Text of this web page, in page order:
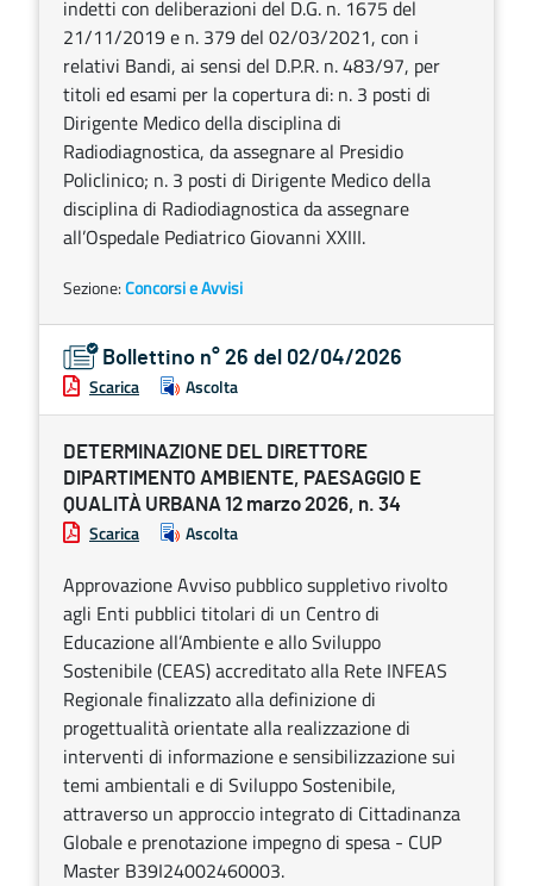
indetti con deliberazioni del D.G. n. 1675 del
21/11/2019 e n. 379 del 02/03/2021, con i
relativi Bandi, ai sensi del D.P.R. n. 483/97, per
titoli ed esami per la copertura di: n. 3 posti di
Dirigente Medico della disciplina di
Radiodiagnostica, da assegnare al Presidio
Policlinico; n. 3 posti di Dirigente Medico della
disciplina di Radiodiagnostica da assegnare
all’Ospedale Pediatrico Giovanni XXIII.
Sezione:Concorsi e Avvisi
Bollettino n° 26 del 02/04/2026
Scarica Ascolta
DETERMINAZIONE DEL DIRETTORE
DIPARTIMENTO AMBIENTE, PAESAGGIO E
QUALITÀ URBANA 12 marzo 2026, n. 34
Scarica Ascolta
Approvazione Avviso pubblico suppletivo rivolto
agli Enti pubblici titolari di un Centro di
Educazione all’Ambiente e allo Sviluppo
Sostenibile (CEAS) accreditato alla Rete INFEAS
Regionale finalizzato alla definizione di
progettualità orientate alla realizzazione di
interventi di informazione e sensibilizzazione sui
temi ambientali e di Sviluppo Sostenibile,
attraverso un approccio integrato di Cittadinanza
Globale e prenotazione impegno di spesa - CUP
Master B39I24002460003.